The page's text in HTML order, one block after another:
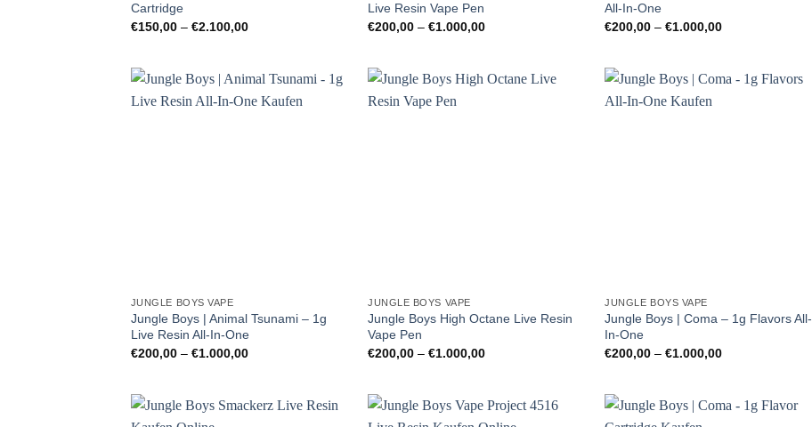
Cartridge
€150,00 – €2.100,00Preisspanne:
Live Resin Vape Pen
€200,00 –€1.000,00Preisspanne:
All-In-One
€200,00 –€1.000,00Preisspanne:
JUNGLE BOYS VAPE
Jungle Boys | Animal Tsunami – 1g
Live Resin All-In-One
€200,00 – €1.000,00Preisspanne:
JUNGLE BOYS VAPE
Jungle Boys High Octane Live Resin
Vape Pen
€200,00 –€1.000,00Preisspanne:
JUNGLE BOYS VAPE
Jungle Boys | Coma – 1g Flavors All-
In-One
€200,00 –€1.000,00Preisspanne: